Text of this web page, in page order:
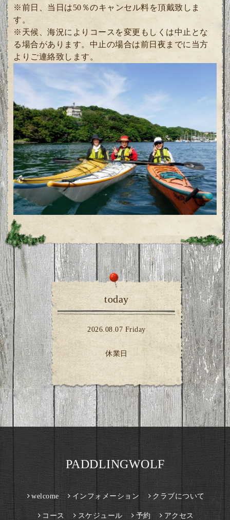
※前日、当日は50％のキャンセル料を頂戴致しま
す。
※天候、海況によりコースを変更もしくは中止とな
る場合があります。中止の場合は前日夜までに当方
よりご連絡致します。
today
2026.08.07 Friday
休業日
PADDLINGWOLF
welcome インフォメーション クラブについて
コース スケジュール 予約 アクセス